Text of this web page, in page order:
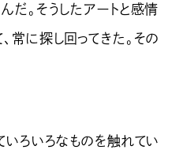
だ。そうしたアートと感情
常に探し回ってきた。その
いろいろなものを触れてい